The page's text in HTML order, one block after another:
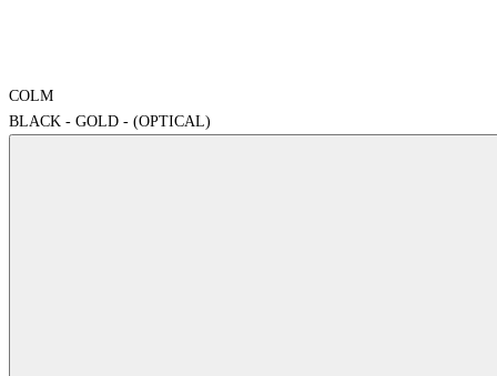
COLM
BLACK - GOLD - (OPTICAL)